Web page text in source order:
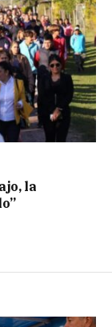
la